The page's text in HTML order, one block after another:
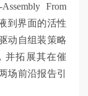
From
到界面的活性
动自组装策略
并拓展其在催
场前沿报告引